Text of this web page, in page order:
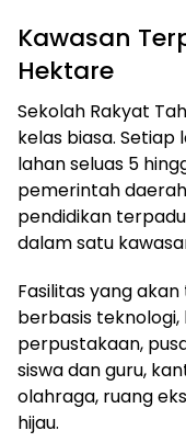
Kawasan
Hektare
Sekolah Rakyat
kelas biasa.
lahan seluas 5
pemerintah
pendidikan terpadu
dalam satu
Fasilitas yang
berbasis
perpustakaan,
siswa dan guru,
olahraga, ruang
hijau.